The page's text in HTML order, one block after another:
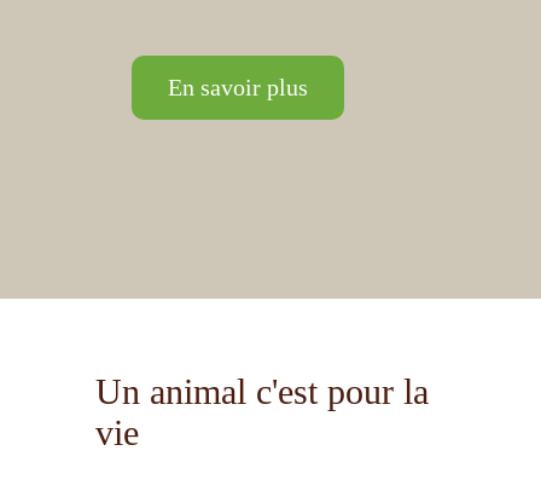
En savoir plus
Un animal c'est pour la
vie